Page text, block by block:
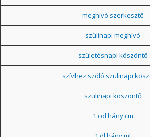
meghívó szerkesztő
szülinapi meghívó
születésnapi köszöntő
szívhez szóló szülinapi
szülinapi köszöntő
1 col hány cm